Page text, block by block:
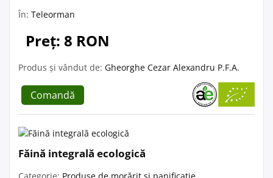
În: Teleorman
Preț: 8 RON
Produs și vândut de: Gheorghe Cezar Alexandru P.F.A.
Comandă
Făină integrală ecologică